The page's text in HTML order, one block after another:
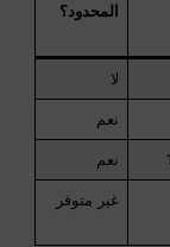
المحدود؟
لا
نعم
نعم
غير متوفر